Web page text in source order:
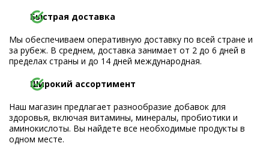
Быстрая доставка
Мы обеспечиваем оперативную доставку по всей стране и
за рубеж. В среднем, доставка занимает от 2 до 6 дней в
пределах страны и до 14 дней международная.
Широкий ассортимент
Наш магазин предлагает разнообразие добавок для
здоровья, включая витамины, минералы, пробиотики и
аминокислоты. Вы найдете все необходимые продукты в
одном месте.